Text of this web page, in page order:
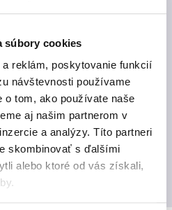
súbory cookies
reklám, poskytovanie funkcií
návštevnosti používame
o tom, ako používate naše
aj našim partnerom v
a analýzy. Títo partneri
skombinovať s ďalšími
alebo ktoré od vás získali,
v našich
a ľudskosť.
Vám za všetko, čo
urobili. Budeme
spomínať. Nikdy